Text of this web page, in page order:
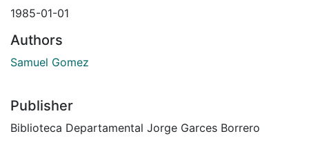
1985-01-01
Authors
Samuel Gomez
Publisher
Biblioteca Departamental Jorge Garces Borrero